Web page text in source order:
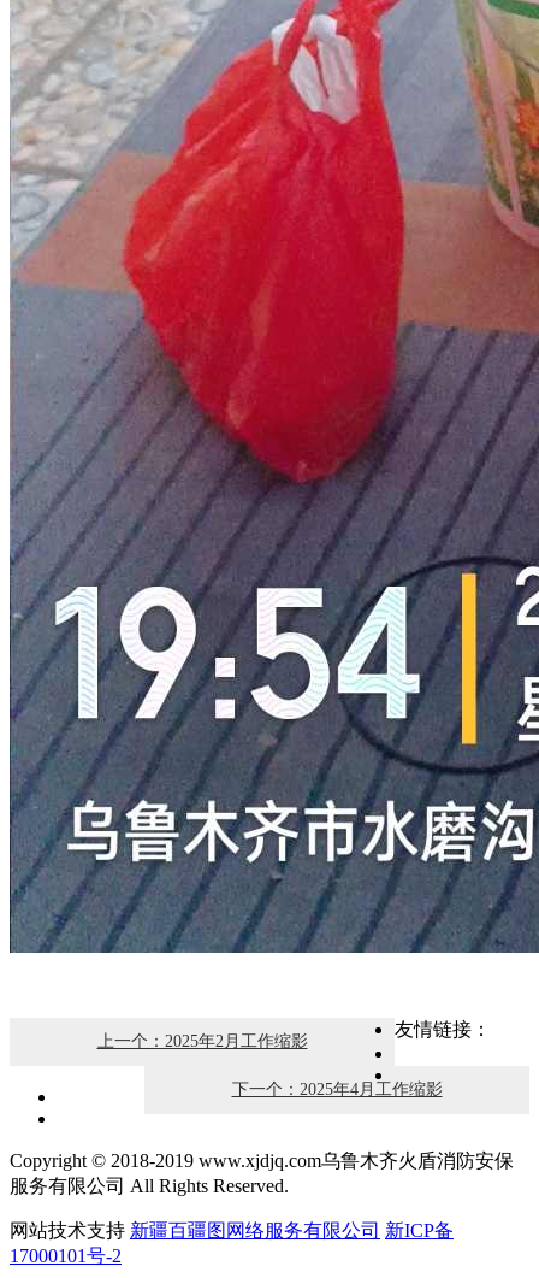
上一个：2025年2月工作缩影
下一个：2025年4月工作缩影
友情链接：
Copyright © 2018-2019 www.xjdjq.com乌鲁木齐火盾消防安保
服务有限公司 All Rights Reserved.
网站技术支持 新疆百疆图网络服务有限公司 新ICP备
17000101号-2